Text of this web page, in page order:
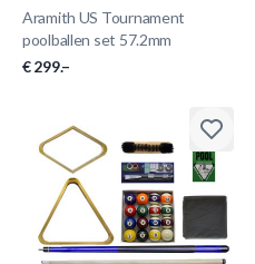
Aramith US Tournament
poolballen set 57.2mm
€ 299.–